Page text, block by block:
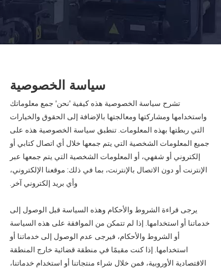
سياسة الخصوصية
تشرح سياسة الخصوصية هذه كيفية 'نحن' جمع معلوماتك
واستخدامها ومشاركتها ومعالجتها بالإضافة إلى الحقوق والخيارات
التي ربطتها بهذه المعلومات. تنطبق سياسة الخصوصية هذه على
جميع المعلومات الشخصية التي يتم جمعها خلال أي اتصال كتابي أو
إلكتروني أو شفهي، أو المعلومات الشخصية التي يتم جمعها عبر
الإنترنت أو دون الاتصال بالإنترنت، بما في ذلك: موقعنا الإلكتروني،
وأي بريد إلكتروني آخر.
يرجى قراءة الشروط والأحكام وهذه السياسة قبل الوصول إلى
خدماتنا أو استخدامها. إذا لم تتمكن من الموافقة على هذه السياسة
أو الشروط والأحكام، فيرجى عدم الوصول إلى خدماتنا أو
استخدامها. إذا كنت مقيمًا في منطقة قضائية خارج المنطقة
الاقتصادية الأوروبية، فمن خلال شراء منتجاتنا أو استخدام خدماتنا،